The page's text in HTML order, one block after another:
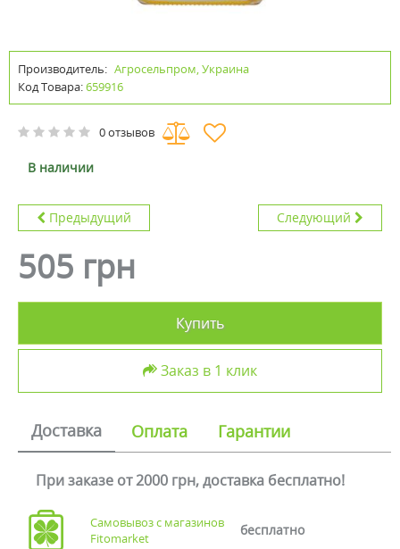
Производитель: Агросельпром, Украина
Код Товара:659916
0 отзывов
В наличии
Предыдущий Следующий
505 грн
Купить
Заказ в 1 клик
Доставка Оплата Гарантии
При заказе от 2000 грн, доставка бесплатно!
Самовывоз с магазинов
Fitomarket
бесплатно